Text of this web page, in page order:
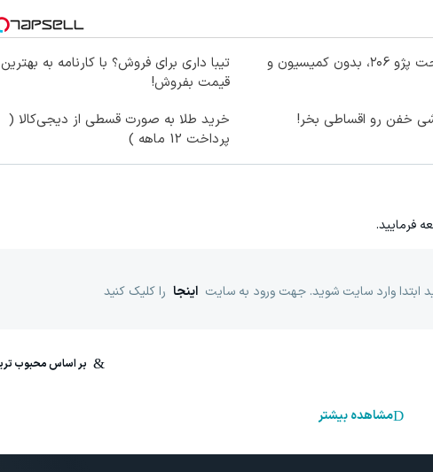
فروش راحت پژو ۲۰6، بدون کمیسیون و
تیبا داری برای فروش؟ با کارنامه به بهترین
قیمت بفروش!
خفن رو اقساطی بخر!
خرید طلا به صورت قسطی از دیجی‌کالا (
پرداخت 12 ماهه )
فرمایید.
ابتدا وارد سایت شوید. جهت ورود به سایت اینجا را کلیک کنید
مشاهده بیشتر